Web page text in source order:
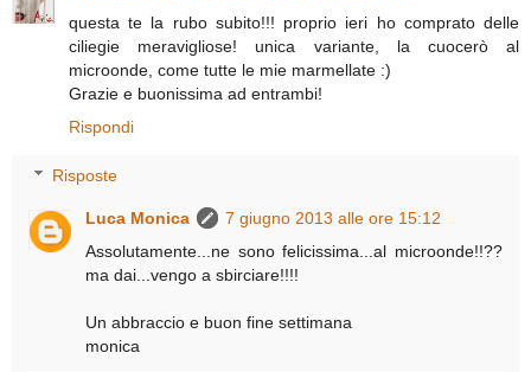
questa te la rubo subito!!! proprio ieri ho comprato delle
ciliegie meravigliose! unica variante, la cuocerò al
microonde, come tutte le mie marmellate :)
Grazie e buonissima ad entrambi!
Rispondi
Risposte
Luca Monica
7 giugno 2013 alle ore 15:12
Assolutamente...ne sono felicissima...al microonde!!??
ma dai...vengo a sbirciare!!!!
Un abbraccio e buon fine settimana
monica